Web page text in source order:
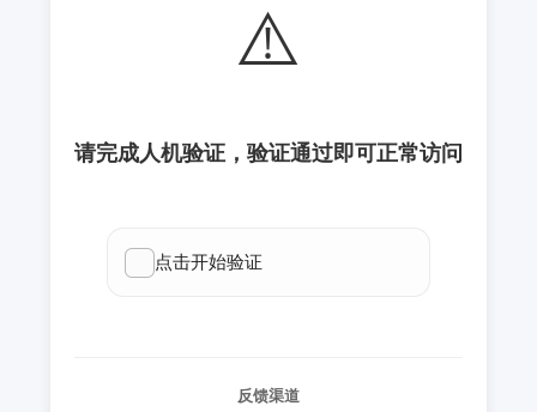
⚠️
请完成人机验证，验证通过即可正常访问
反馈渠道